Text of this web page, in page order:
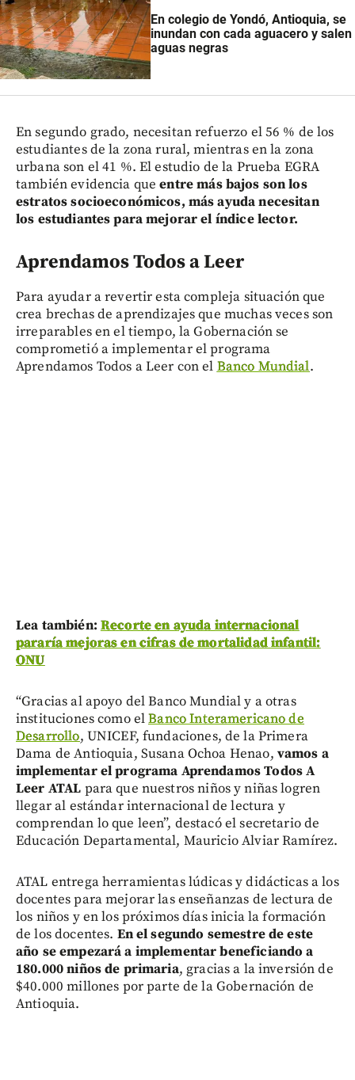
En colegio de Yondó, Antioquia, se
inundan con cada aguacero y salen
aguas negras
En segundo grado, necesitan refuerzo el 56 % de los
estudiantes de la zona rural, mientras en la zona
urbana son el 41 %. El estudio de la Prueba EGRA
también evidencia queentre más bajos son los
estratos socioeconómicos, más ayuda necesitan
los estudiantes para mejorar el índice lector.
Aprendamos Todos a Leer
Para ayudar a revertir esta compleja situación que
crea brechas de aprendizajes que muchas veces son
irreparables en el tiempo, la Gobernación se
comprometió a implementar el programa
Aprendamos Todos a Leer con el Banco Mundial.
Lea también: Recorte en ayuda internacional
pararía mejoras en cifras de mortalidad infantil:
ONU
“Gracias al apoyo del Banco Mundial y a otras
instituciones como elBanco Interamericano de
Desarrollo, UNICEF, fundaciones, de la Primera
Dama de Antioquia, Susana Ochoa Henao, vamos a
implementar el programa Aprendamos Todos A
Leer ATAL para que nuestros niños y niñas logren
llegar al estándar internacional de lectura y
comprendan lo que leen”, destacó el secretario de
Educación Departamental, Mauricio Alviar Ramírez.
ATAL entrega herramientas lúdicas y didácticas a los
docentes para mejorar las enseñanzas de lectura de
los niños y en los próximos días inicia la formación
de los docentes. En el segundo semestre de este
año se empezará a implementar beneficiando a
180.000 niños de primaria, gracias a la inversión de
$40.000 millones por parte de la Gobernación de
Antioquia.